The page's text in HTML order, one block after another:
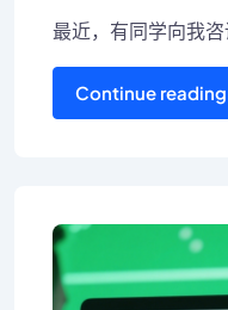
最近，有同学向我
Continue reading